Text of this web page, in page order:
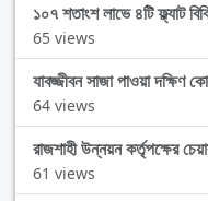
১০৭ শতাংশ লাভে ৪টি ফ্ল্যাট
65 views
যাবজ্জীবন সাজা পাওয়া দক্ষিণ
64 views
রাজশাহী উন্নয়ন কর্তৃপক্ষের
61 views